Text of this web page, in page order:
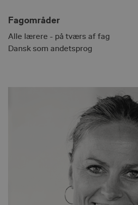
Fagområder
Alle lærere - på tværs af fag
Dansk som andetsprog